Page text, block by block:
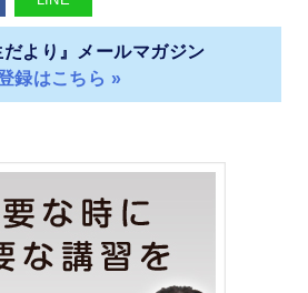
だより』メールマガジン
録はこちら »